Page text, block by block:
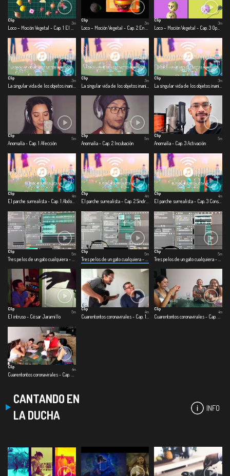
Clip
3m
Clip
3m
Clip
3m
Clip
3m
Clip
La singular vida de los objetos inanimados - Cap. 2 Licuadora
3m
Clip
3m
Clip
Anomalía - Cap. 1 Afección
5m
Clip
Anomalía - Cap. 2 Incubación
5m
Clip
Anomalía - Cap. 3 Activación
5m
Clip
4m
Clip
El parche surrealista - Cap. 2 Síndrome de cuarentena
4m
Clip
4m
Clip
5m
Clip
5m
Clip
5m
Clip
El intruso - César Jaramillo
5m
Clip
4m
Clip
4m
Clip
4m
CANTANDO EN
LA DUCHA
INFO